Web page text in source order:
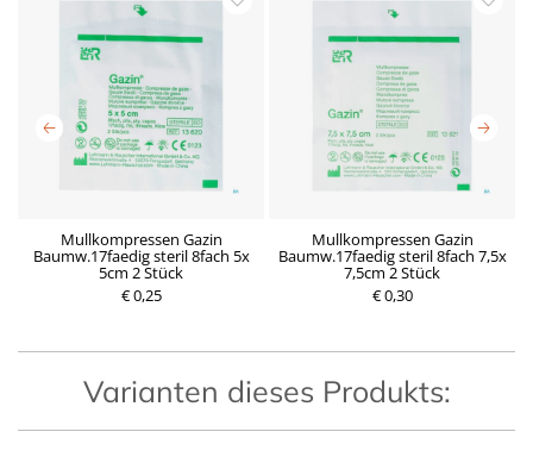
Mullkompressen Gazin
Baumw.17faedig steril 8fach 5x
5cm 2 Stück
€ 0,25
Mullkompressen Gazin
Baumw.17faedig steril 8fach 7,5x
7,5cm 2 Stück
€ 0,30
Varianten dieses Produkts: